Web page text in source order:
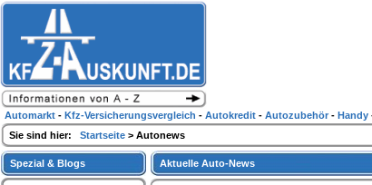
Aktuelle Auto-News
Spezial & Blogs
Automarkt - Kfz-Versicherungsvergleich - Autokredit - Autozubehör - Handy
Sie sind hier: Startseite > Autonews